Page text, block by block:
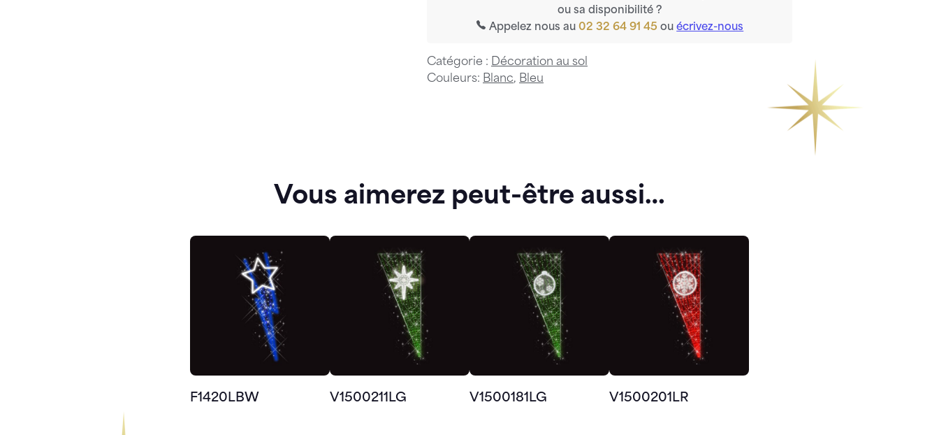
ou sa disponibilité ?
Appelez nous au02 32 64 91 45 ouécrivez-nous
Catégorie : Décoration au sol
Couleurs: Blanc, Bleu
Vous aimerez peut-être aussi…
F1420LBW V1500211LG V1500181LG V1500201LR